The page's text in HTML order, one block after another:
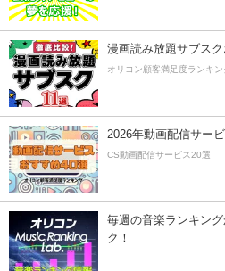
漫画読み放題サブスク
オリコン顧客満足度ランキン
2026年動画配信サー
CS動画配信サービス20選
毎週の音楽ランキン
ク！